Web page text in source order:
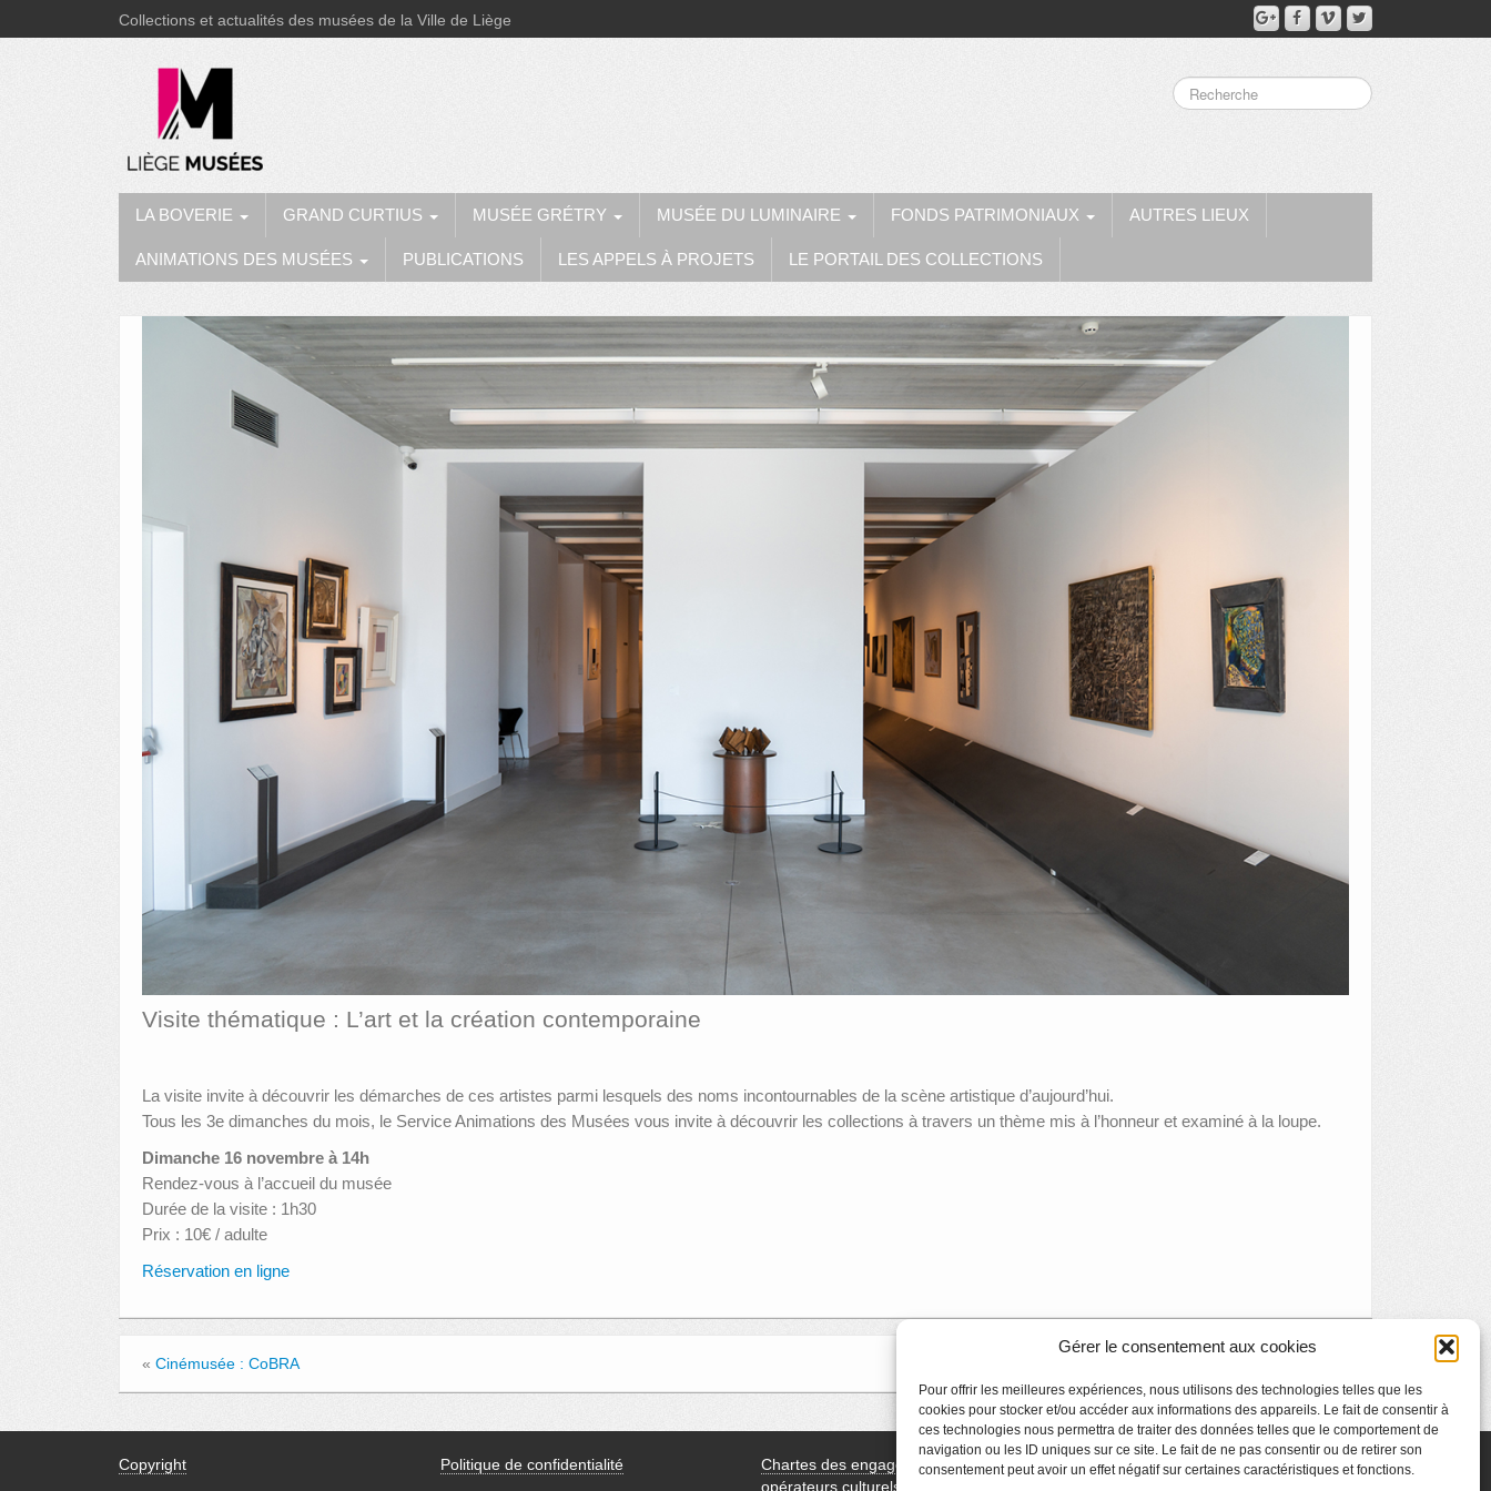
Gérer le consentement aux cookies
Pour offrir les meilleures expériences, nous utilisons des technologies telles que les
cookies pour stocker et/ou accéder aux informations des appareils. Le fait de consentir à
ces technologies nous permettra de traiter des données telles que le comportement de
navigation ou les ID uniques sur ce site. Le fait de ne pas consentir ou de retirer son
consentement peut avoir un effet négatif sur certaines caractéristiques et fonctions.
Collections et actualités des musées de la Ville de Liège
LA BOVERIE GRAND CURTIUS MUSÉE GRÉTRY MUSÉE DU LUMINAIRE FONDS PATRIMONIAUX AUTRES LIEUX
ANIMATIONS DES MUSÉES PUBLICATIONS LES APPELS À PROJETS LE PORTAIL DES COLLECTIONS
Visite thématique : L’art et la création contemporaine
La visite invite à découvrir les démarches de ces artistes parmi lesquels des noms incontournables de la scène artistique d’aujourd’hui.
Tous les 3e dimanches du mois, le Service Animations des Musées vous invite à découvrir les collections à travers un thème mis à l’honneur et examiné à la loupe.
Dimanche 16 novembre à 14h
Rendez-vous à l’accueil du musée
Durée de la visite : 1h30
Prix : 10€ / adulte
Réservation en ligne
« Cinémusée : CoBRA
Copyright Politique de confidentialité
Chartes des engagements des
opérateurs culturels